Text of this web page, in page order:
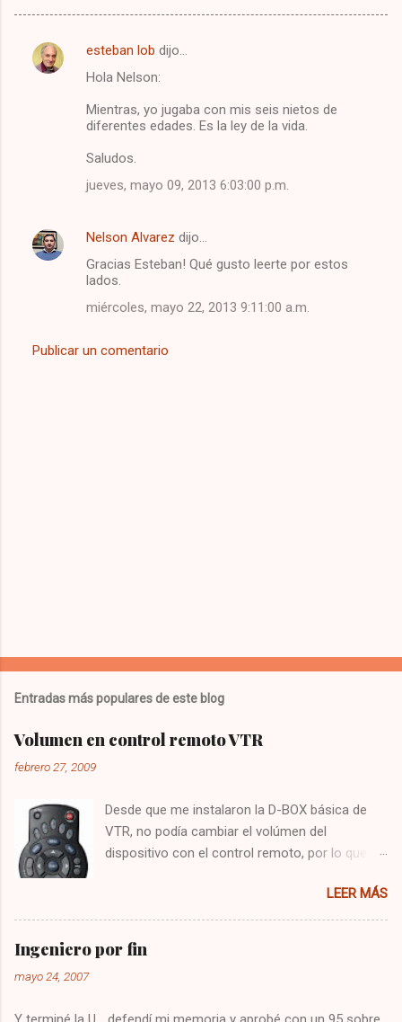
C
r
esteban lob dijo…
Hola Nelson:
Mientras, yo jugaba con mis seis nietos de
diferentes edades. Es la ley de la vida.
Saludos.
jueves, mayo 09, 2013 6:03:00 p.m.
Nelson Alvarez dijo…
Gracias Esteban! Qué gusto leerte por estos
lados.
miércoles, mayo 22, 2013 9:11:00 a.m.
Publicar un comentario
Entradas más populares de este blog
Volumen en control remoto VTR
febrero 27, 2009
Desde que me instalaron la D-BOX básica de
VTR, no podía cambiar el volúmen del
dispositivo con el control remoto, por lo que
audio, y el de VTR para cambiar los canales,
algo bastante molesto. Hoy me puse a buscar
en google y encontré la solución : Presionar
una vez la tecla CBL Presionar sin soltar la
LEER MÁS
Ingeniero por fin
mayo 24, 2007